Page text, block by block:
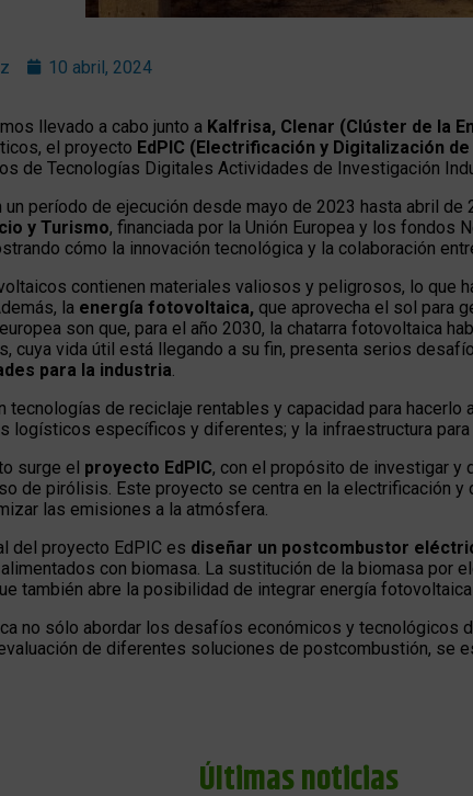
10 abril, 2024
llevado a cabo junto a Kalfrisa, Clenar (Clúster de la
el proyecto EdPIC (Electrificación y Digitalización
de Tecnologías Digitales Actividades de Investigación
un período de ejecución desde mayo de 2023 hasta abril
y Turismo, financiada por la Unión Europea y los fondos
cómo la innovación tecnológica y la colaboración
contienen materiales valiosos y peligrosos, lo que
la energía fotovoltaica, que aprovecha el sol para
son que, para el año 2030, la chatarra fotovoltaica
cuya vida útil está llegando a su fin, presenta serios
para la industria.
tecnologías de reciclaje rentables y capacidad para hacerlo
logísticos específicos y diferentes; y la infraestructura
surge el proyecto EdPIC, con el propósito de investigar y
de pirólisis. Este proyecto se centra en la electrificación
las emisiones a la atmósfera.
del proyecto EdPIC es diseñar un postcombustor
con biomasa. La sustitución de la biomasa por
también abre la posibilidad de integrar energía
no sólo abordar los desafíos económicos y tecnológicos
de diferentes soluciones de postcombustión, se
Últimas noticias